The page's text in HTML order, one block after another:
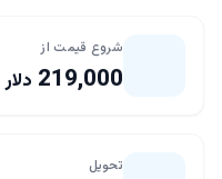
شروع قیمت از
219,000 دلار
تحویل